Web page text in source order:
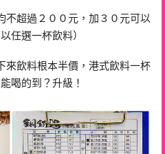
不超過２００元，加３０元可以
任選一杯飲料）
來飲料根本半價，港式飲料一杯
喝的到？升級！